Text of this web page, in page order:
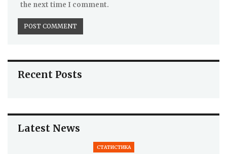
the next time I comment.
Recent Posts
Latest News
СТАТИСТИКА